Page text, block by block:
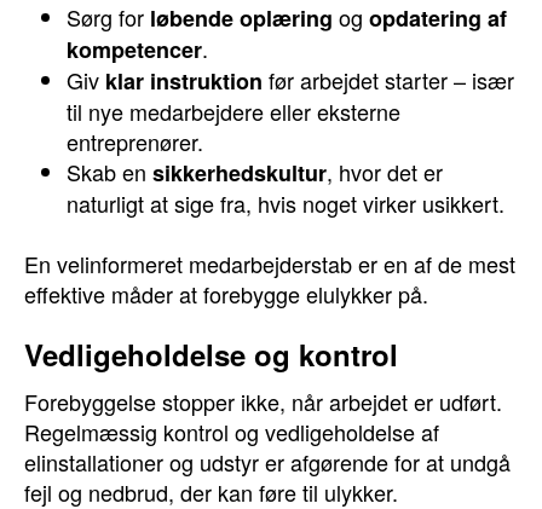
Sørg for løbende oplæring og opdatering af
kompetencer.
Giv klar instruktion før arbejdet starter – især
til nye medarbejdere eller eksterne
entreprenører.
Skab en sikkerhedskultur, hvor det er
naturligt at sige fra, hvis noget virker usikkert.
En velinformeret medarbejderstab er en af de mest
effektive måder at forebygge elulykker på.
Vedligeholdelse og kontrol
Forebyggelse stopper ikke, når arbejdet er udført.
Regelmæssig kontrol og vedligeholdelse af
elinstallationer og udstyr er afgørende for at undgå
fejl og nedbrud, der kan føre til ulykker.